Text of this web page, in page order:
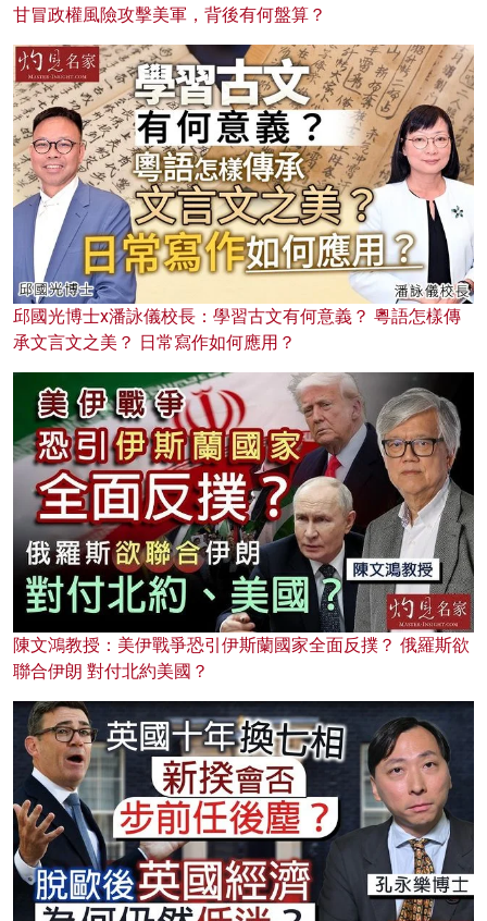
甘冒政權風險攻擊美軍，背後有何盤算？
邱國光博士x潘詠儀校長：學習古文有何意義？ 粵語怎樣傳
承文言文之美？ 日常寫作如何應用？
陳文鴻教授：美伊戰爭恐引伊斯蘭國家全面反撲？ 俄羅斯欲
聯合伊朗 對付北約美國？